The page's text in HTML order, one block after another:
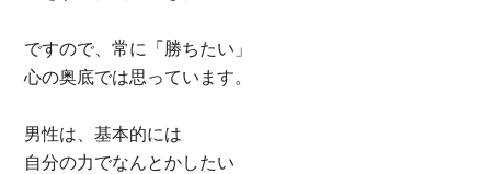
ですので、常に「勝ちたい」
心の奥底では思っています。
男性は、基本的には
自分の力でなんとかしたい